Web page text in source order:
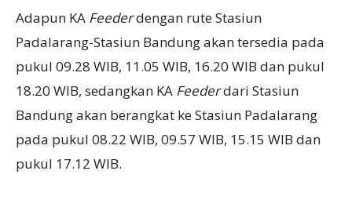
Adapun KA Feederdengan rute Stasiun
Padalarang-Stasiun Bandung akan tersedia pada
pukul 09.28 WIB, 11.05 WIB, 16.20 WIB dan pukul
18.20 WIB, sedangkan KA Feederdari Stasiun
Bandung akan berangkat ke Stasiun Padalarang
pada pukul 08.22 WIB, 09.57 WIB, 15.15 WIB dan
pukul 17.12 WIB.